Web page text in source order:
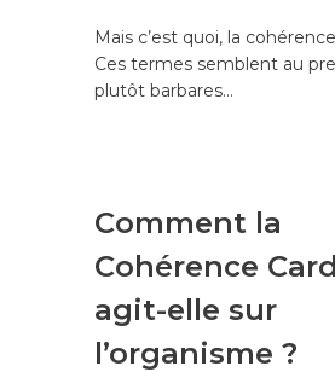
Mais c’est quoi, la
Ces termes semblent au
plutôt barbares…
Comment la
Cohérence
agit-elle sur
l’organisme ?